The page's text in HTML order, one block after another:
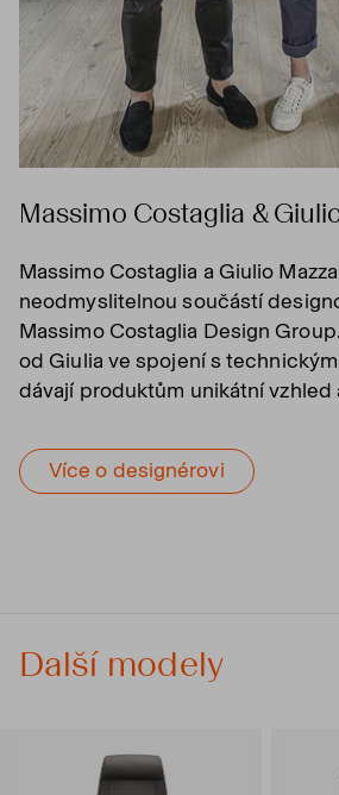
Massimo Costaglia &
Massimo Costaglia a Giulio
neodmyslitelnou součástí
Massimo Costaglia Design
od Giulia ve spojení s
dávají produktům unikátní vzhled
Více o designérovi
Další modely